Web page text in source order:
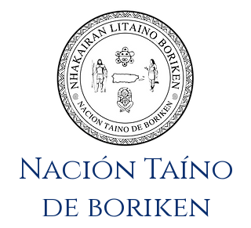
Nación Taíno
de boriken